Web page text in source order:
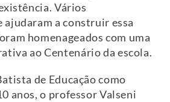
Vários
ajudaram a construir essa
homenageados com uma
ao Centenário da escola.
de Educação como
anos, o professor Valseni